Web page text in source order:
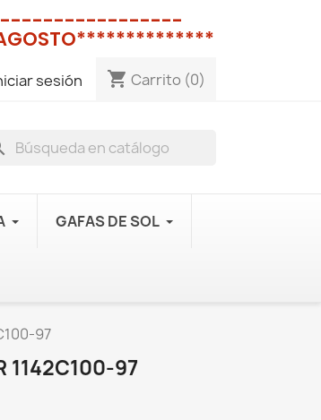
AGOSTO**************
sesión shopping_cart Carrito (0)
GAFAS DE SOL
97
1142C100-97